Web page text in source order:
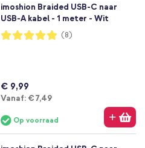
imoshion Braided USB-C naar
USB-A kabel - 1 meter - Wit
Waardering:
98%
(8)
€ 9,99
Vanaf: Vanaf
€ 7,49
Op voorraad